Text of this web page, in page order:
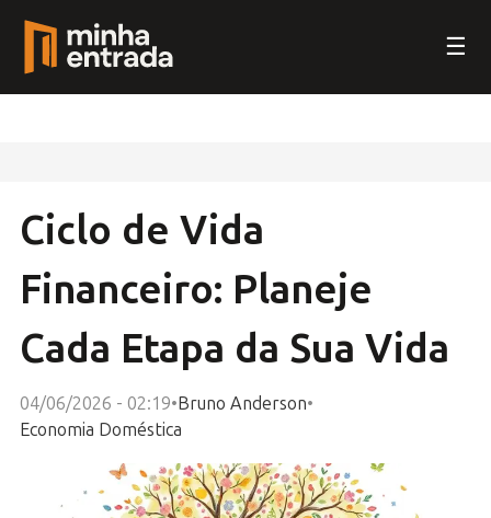
☰
Ciclo de Vida
Financeiro: Planeje
Cada Etapa da Sua Vida
04/06/2026 - 02:19•Bruno Anderson•
Economia Doméstica